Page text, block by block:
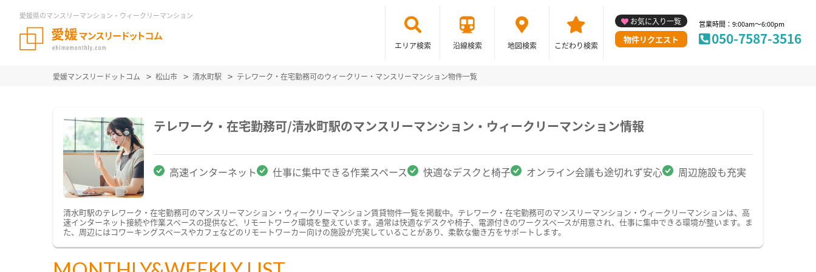
愛媛県のマンスリーマンション・ウィークリーマンション
エリア検索 沿線検索 地図検索 こだわり検索
お気に入り一覧
物件リクエスト
営業時間：9:00am～6:00pm
050-7587-3516
愛媛マンスリードットコム 松山市 清水町駅 テレワーク・在宅勤務可のウィークリー・マンスリーマンション物件一覧
テレワーク・在宅勤務可/清水町駅のマンスリーマンション・ウィークリーマンション情報
高速インターネット 仕事に集中できる作業スペース 快適なデスクと椅子 オンライン会議も途切れず安心 周辺施設も充実
清水町駅のテレワーク・在宅勤務可のマンスリーマンション・ウィークリーマンション賃貸物件一覧を掲載中。テレワーク・在宅勤務可のマンスリーマンション・ウィークリーマンションは、高
速インターネット接続や作業スペースの提供など、リモートワーク環境を整えています。通常は快適なデスクや椅子、電源付きのワークスペースが用意され、仕事に集中できる環境が整います。ま
た、周辺にはコワーキングスペースやカフェなどのリモートワーカー向けの施設が充実していることがあり、柔軟な働き方をサポートします。